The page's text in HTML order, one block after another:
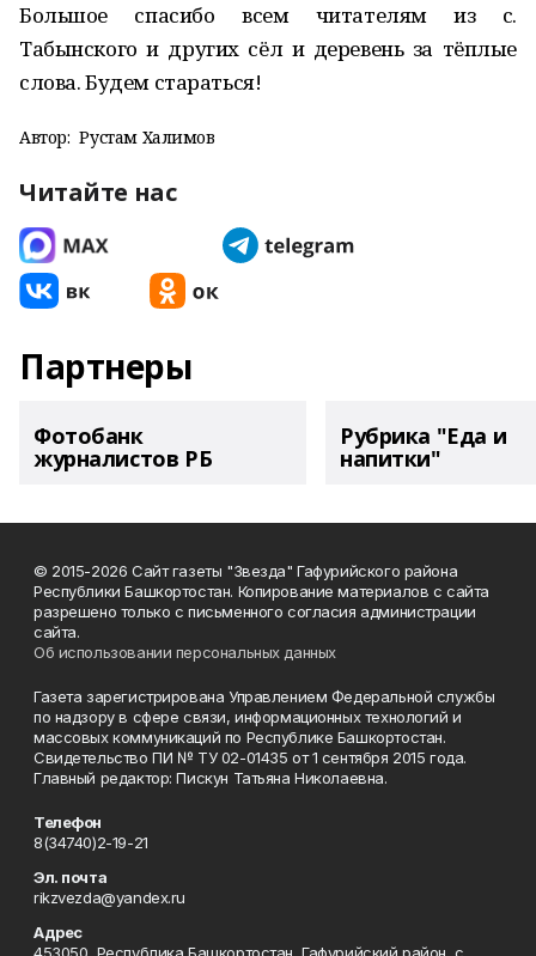
Большое спасибо всем читателям из с.
Табынского и других сёл и деревень за тёплые
слова. Будем стараться!
Автор: Рустам Халимов
Читайте нас
Партнеры
Фотобанк
журналистов РБ
Рубрика "Еда и
напитки"
© 2015-2026 Сайт газеты "Звезда" Гафурийского района
Республики Башкортостан. Копирование материалов с сайта
разрешено только с письменного согласия администрации
сайта.
Об использовании персональных данных
Газета зарегистрирована Управлением Федеральной службы
по надзору в сфере связи, информационных технологий и
массовых коммуникаций по Республике Башкортостан.
Свидетельство ПИ № ТУ 02-01435 от 1 сентября 2015 года.
Главный редактор: Пискун Татьяна Николаевна.
Телефон
8(34740)2-19-21
Эл. почта
rikzvezda@yandex.ru
Адрес